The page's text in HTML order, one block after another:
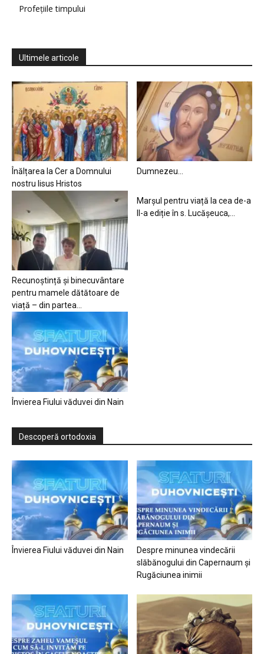
Profețiile timpului
Ultimele articole
Înălțarea la Cer a Domnului
nostru Iisus Hristos
Dumnezeu…
Recunoștință și binecuvântare
pentru mamele dătătoare de
viață – din partea...
Marșul pentru viață la cea de-a
II-a ediție în s. Lucășeuca,...
Învierea Fiului văduvei din Nain
Descoperă ortodoxia
Învierea Fiului văduvei din Nain
Despre minunea vindecării
slăbănogului din Capernaum și
Rugăciunea inimii